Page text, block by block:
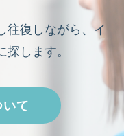
往復しながら、イ
します。
て